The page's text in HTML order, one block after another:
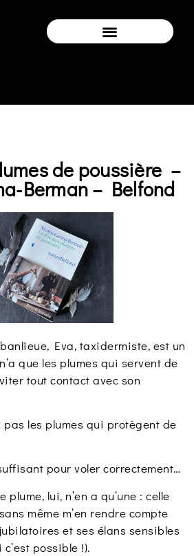
de poussière –
Berman – Belfond
Eva, taxidermiste, est un
que les plumes qui servent de
tout contact avec son
pas les plumes qui protègent de
pour voler correctement…
lui, n’en a qu’une : celle
même m’en rendre compte
et ses élans sensibles
possible !).